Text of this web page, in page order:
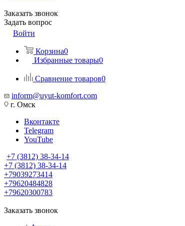
Заказать звонок
Задать вопрос
Войти
Корзина0
Избранные товары0
Сравнение товаров0
inform@uyut-komfort.com
г. Омск
Вконтакте
Telegram
YouTube
+7 (3812) 38-34-14
+7 (3812) 38-34-14
+79039273414
+79620484828
+79620300783
Заказать звонок